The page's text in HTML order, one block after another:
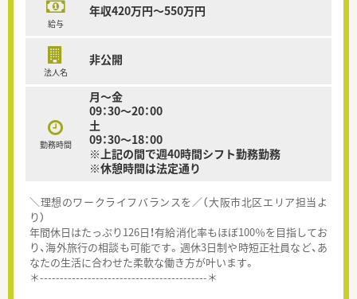
給与
年収420万円～550万円
法人名
非公開
勤務時間
月～金
09：30～20：00
土
09：30～18：00
※上記の間で週40時間シフト勤務勤務
※休憩時間は法定通り
＼理想のワークライフバランスを／（大阪市北区エリア担当よ
り）
年間休日はたっぷり126日！有給消化率もほぼ100％を目指してお
り、海外旅行の相談も可能です。週休3日制や時短正社員など、あ
なたの生活に合わせた柔軟な働き方が叶います。
＊------------------------------------------＊